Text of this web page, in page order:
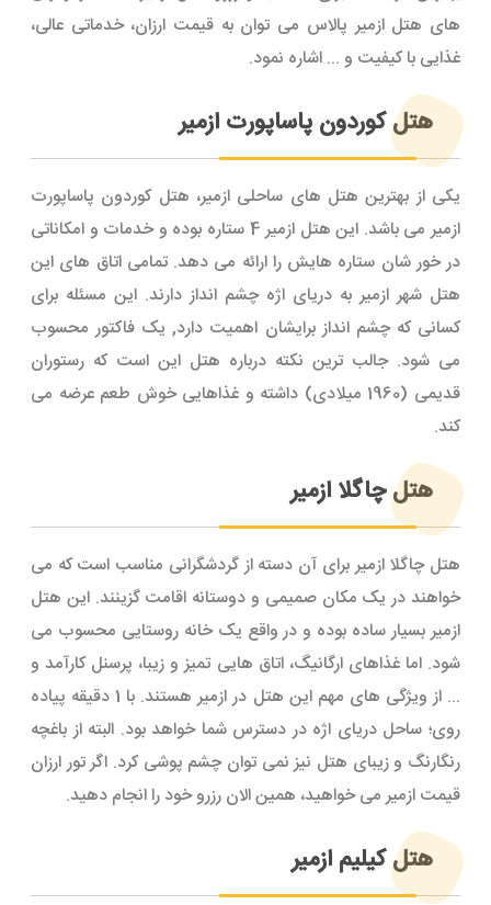
های هتل ازمیر پالاس می توان به قیمت ارزان، خدماتی عالی،
غذایی با کیفیت و ... اشاره نمود.
هتل کوردون پاساپورت ازمیر
یکی از بهترین هتل های ساحلی ازمیر، هتل کوردون پاساپورت
ازمیر می باشد. این هتل ازمیر 4 ستاره بوده و خدمات و امکاناتی
در خور شان ستاره هایش را ارائه می دهد. تمامی اتاق های این
هتل شهر ازمیر به دریای اژه چشم انداز دارند. این مسئله برای
کسانی که چشم انداز برایشان اهمیت دارد, یک فاکتور محسوب
می شود. جالب ترین نکته درباره هتل این است که رستوران
قدیمی (1960 میلادی) داشته و غذاهایی خوش طعم عرضه می
کند.
هتل چاگلا ازمیر
هتل چاگلا ازمیر برای آن دسته از گردشگرانی مناسب است که می
خواهند در یک مکان صمیمی و دوستانه اقامت گزینند. این هتل
ازمیر بسیار ساده بوده و در واقع یک خانه روستایی محسوب می
شود. اما غذاهای ارگانیگ، اتاق هایی تمیز و زیبا، پرسنل کارآمد و
... از ویژگی های مهم این هتل در ازمیر هستند. با 1 دقیقه پیاده
روی؛ ساحل دریای اژه در دسترس شما خواهد بود. البته از باغچه
رنگارنگ و زیبای هتل نیز نمی توان چشم پوشی کرد. اگر تور ارزان
قیمت ازمیر می خواهید، همین الان رزرو خود را انجام دهید.
هتل کیلیم ازمیر